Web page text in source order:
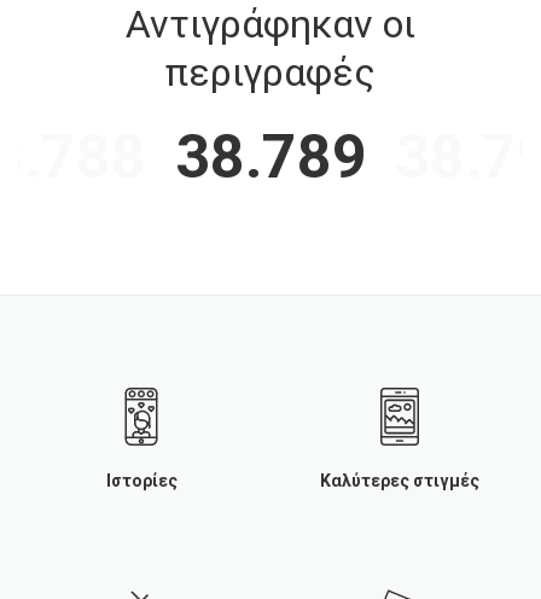
Αντιγράφηκαν οι
περιγραφές
38.789
Ιστορίες Καλύτερες στιγμές